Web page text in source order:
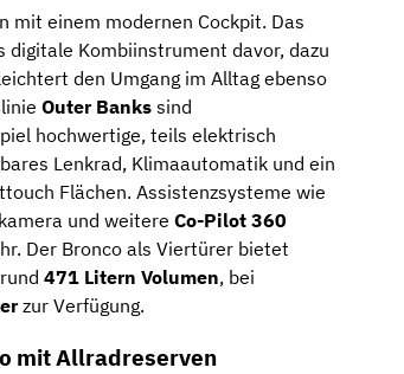
mit einem modernen Cockpit. Das
digitale Kombiinstrument davor, dazu
den Umgang im Alltag ebenso
Outer Banks sind
hochwertige, teils elektrisch
Lenkrad, Klimaautomatik und ein
Flächen. Assistenzsysteme wie
und weitere Co-Pilot 360
Der Bronco als Viertürer bietet
471 Litern Volumen, bei
zur Verfügung.
mit Allradreserven